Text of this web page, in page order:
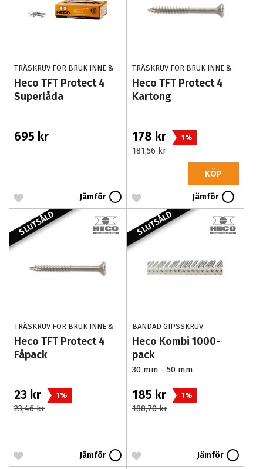
TRÄSKRUV FÖR BRUK INNE &
UTE
Heco TFT Protect 4
Superlåda
695 kr
Jämför
TRÄSKRUV FÖR BRUK INNE &
UTE
Heco TFT Protect 4
Kartong
178 kr 1%
181,56 kr
KÖP
Jämför
SLUTSÅLD
TRÄSKRUV FÖR BRUK INNE &
UTE
Heco TFT Protect 4
Fåpack
23 kr 1%
23,46 kr
Jämför
SLUTSÅLD
BANDAD GIPSSKRUV
Heco Kombi 1000-
pack
30 mm - 50 mm
185 kr 1%
188,70 kr
Jämför